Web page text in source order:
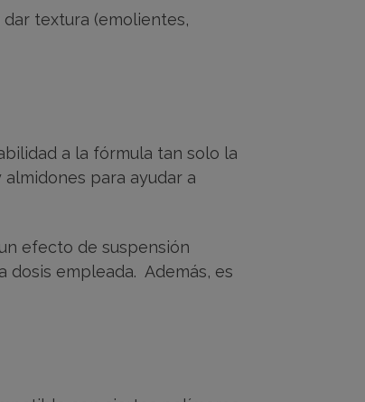
textura (emolientes,
a la fórmula tan solo la
para ayudar a
efecto de suspensión
dosis empleada. Además, es